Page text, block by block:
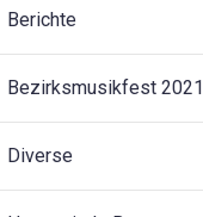
Berichte
Bezirksmusikfest 2021
Diverse